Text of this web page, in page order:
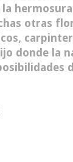
otras
donde la